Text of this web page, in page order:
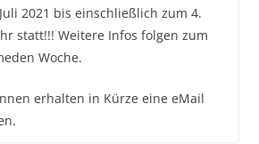
2021 bis einschließlich zum 4.
statt!!! Weitere Infos folgen zum
Woche.
erhalten in Kürze eine eMail